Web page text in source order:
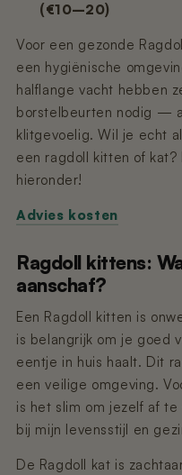
(€10–20)
Voor een gezonde
een hygiënische
halflange vacht hebben
borstelbeurten nodig —
klitgevoelig. Wil je echt
een ragdoll kitten of
hieronder!
Advies kosten
Ragdoll kittens:
aanschaf?
Een Ragdoll kitten is
is belangrijk om je goed
eentje in huis haalt. Dit
een veilige omgeving.
is het slim om jezelf af
bij mijn levensstijl en
De Ragdoll kat is